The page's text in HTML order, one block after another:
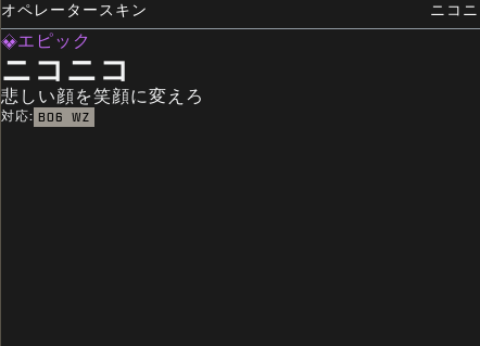
オペレータースキン ニコ
エピック
ニコニコ
悲しい顔を笑顔に変えろ
対応: BO6 WZ